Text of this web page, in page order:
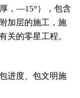
，—15°），包含
加层的施工，施
关的零星工程。
进度、包文明施